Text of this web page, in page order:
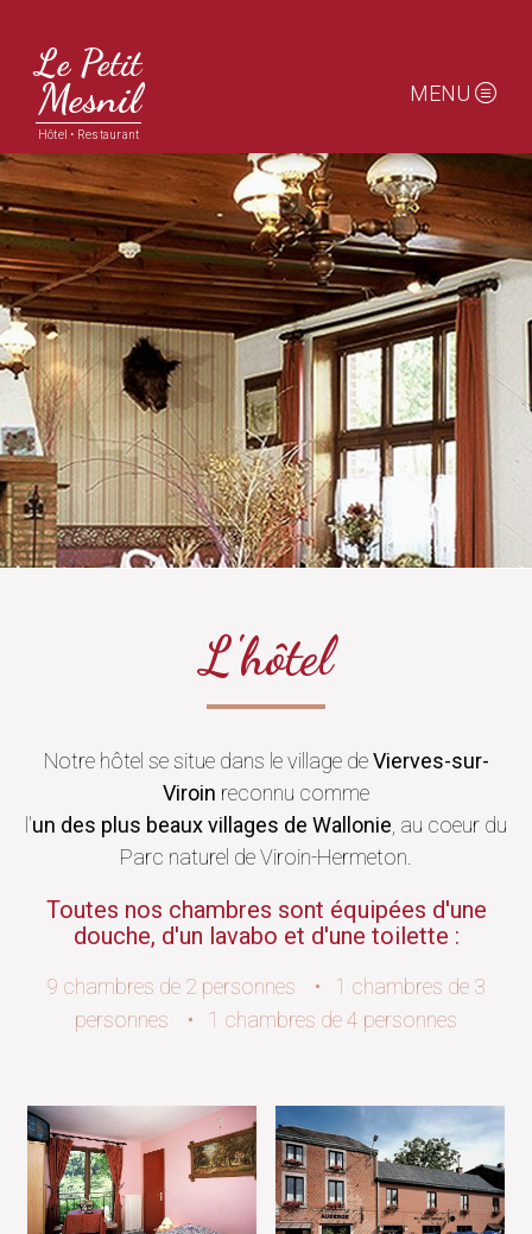
Le Petit
Mesnil
Hôtel • Restaurant
MENU
L'hôtel
Notre hôtel se situe dans le village deVierves-sur-
Viroin reconnu comme
l'un des plus beaux villages de Wallonie , au coeur du
Parc naturel de Viroin-Hermeton.
Toutes nos chambres sont équipées d'une
douche, d'un lavabo et d'une toilette :
9 chambres de 2 personnes • 1 chambres de 3
personnes • 1 chambres de 4 personnes